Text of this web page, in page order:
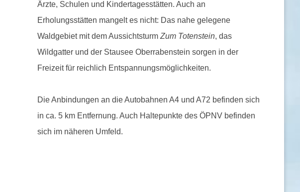
l
i
d
Ärzte, Schulen und Kindertagesstätten. Auch an
Erholungsstätten mangelt es nicht: Das nahe gelegene
Waldgebiet mit dem Aussichtsturm Zum Totenstein, das
Wildgatter und der Stausee Oberrabenstein sorgen in der
Freizeit für reichlich Entspannungsmöglichkeiten.
Die Anbindungen an die Autobahnen A4 und A72 befinden sich
in ca. 5 km Entfernung. Auch Haltepunkte des ÖPNV befinden
sich im näheren Umfeld.